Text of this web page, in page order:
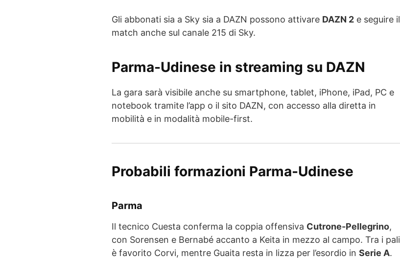
Gli abbonati sia a Sky sia a DAZN possono attivare DAZN 2 e seguire il
match anche sul canale 215 di Sky.
Parma-Udinese in streaming su DAZN
La gara sarà visibile anche su smartphone, tablet, iPhone, iPad, PC e
notebook tramite l’app o il sito DAZN, con accesso alla diretta in
mobilità e in modalità mobile-first.
Probabili formazioni Parma-Udinese
Parma
Il tecnico Cuesta conferma la coppia offensiva Cutrone-Pellegrino,
con Sorensen e Bernabé accanto a Keita in mezzo al campo. Tra i pali
è favorito Corvi, mentre Guaita resta in lizza per l’esordio in Serie A.